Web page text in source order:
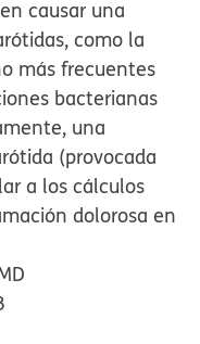
causar una
como la
más frecuentes
bacterianas
una
(provocada
a los cálculos
dolorosa en